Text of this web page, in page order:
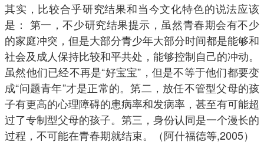
其实，比较合乎研究结果和当今文化特色的说法应该
是： 第一，不少研究结果提示，虽然青春期会有不少
的家庭冲突，但是大部分青少年大部分时间都是能够和
社会及成人保持比较和平共处，能够控制自己的冲动。
虽然他们已经不再是“好宝宝”，但是不等于他们都要变
成“问题青年”才是正常的。第二，放任不管型父母的孩
子有更高的心理障碍的患病率和发病率，甚至有可能超
过了专制型父母的孩子。第三，身份认同是一个漫长的
过程，不可能在青春期就结束。（阿什福德等,2005）